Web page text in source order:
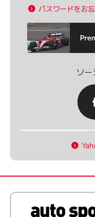
パスワードをお
ソ